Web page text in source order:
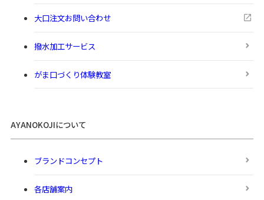
大口注文お問い合わせ
撥水加工サービス
がま口づくり体験教室
AYANOKOJIについて
ブランドコンセプト
各店舗案内